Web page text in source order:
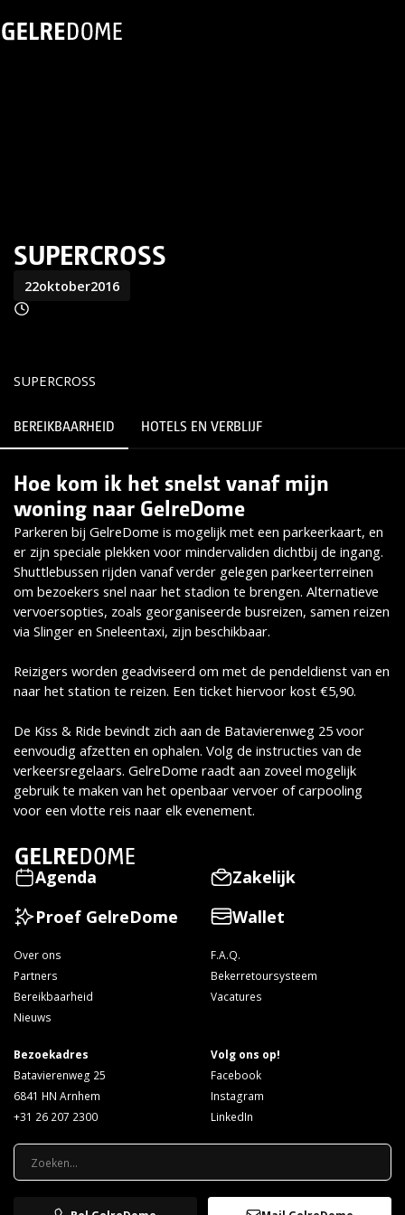
SUPERCROSS
22oktober2016
SUPERCROSS
Lees meer
BEREIKBAARHEID HOTELS EN VERBLIJF
Hoe kom ik het snelst vanaf mijn
woning naar GelreDome
Parkeren bij GelreDome is mogelijk met een parkeerkaart, en
er zijn speciale plekken voor mindervaliden dichtbij de ingang.
Shuttlebussen rijden vanaf verder gelegen parkeerterreinen
om bezoekers snel naar het stadion te brengen. Alternatieve
vervoersopties, zoals georganiseerde busreizen, samen reizen
via Slinger en Sneleentaxi, zijn beschikbaar.
Reizigers worden geadviseerd om met de pendeldienst van en
naar het station te reizen. Een ticket hiervoor kost €5,90.
De Kiss & Ride bevindt zich aan de Batavierenweg 25 voor
eenvoudig afzetten en ophalen. Volg de instructies van de
verkeersregelaars. GelreDome raadt aan zoveel mogelijk
gebruik te maken van het openbaar vervoer of carpooling
voor een vlotte reis naar elk evenement.
Agenda
Zakelijk
Proef GelreDome
Wallet
Over ons
Partners
Bereikbaarheid
Nieuws
F.A.Q.
Bekerretoursysteem
Vacatures
Bezoekadres
Batavierenweg 25
6841 HN Arnhem
+31 26 207 2300
Volg ons op!
Facebook
Instagram
LinkedIn